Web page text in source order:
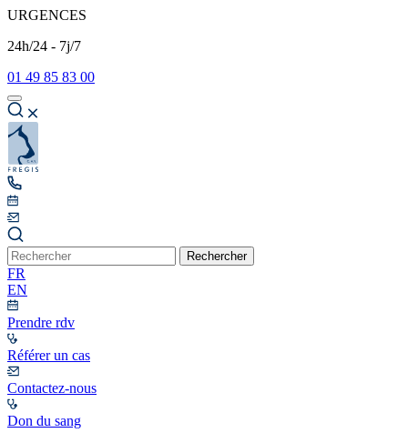
URGENCES
24h/24 - 7j/7
01 49 85 83 00
Rechercher
FR
EN
Prendre rdv
Référer un cas
Contactez-nous
Don du sang